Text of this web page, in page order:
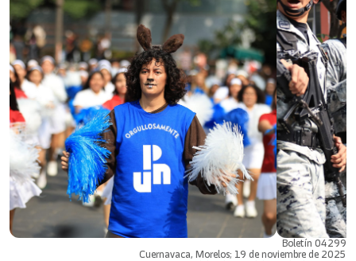
Boletín 04299
Cuernavaca, Morelos; 19 de noviembre de 2025